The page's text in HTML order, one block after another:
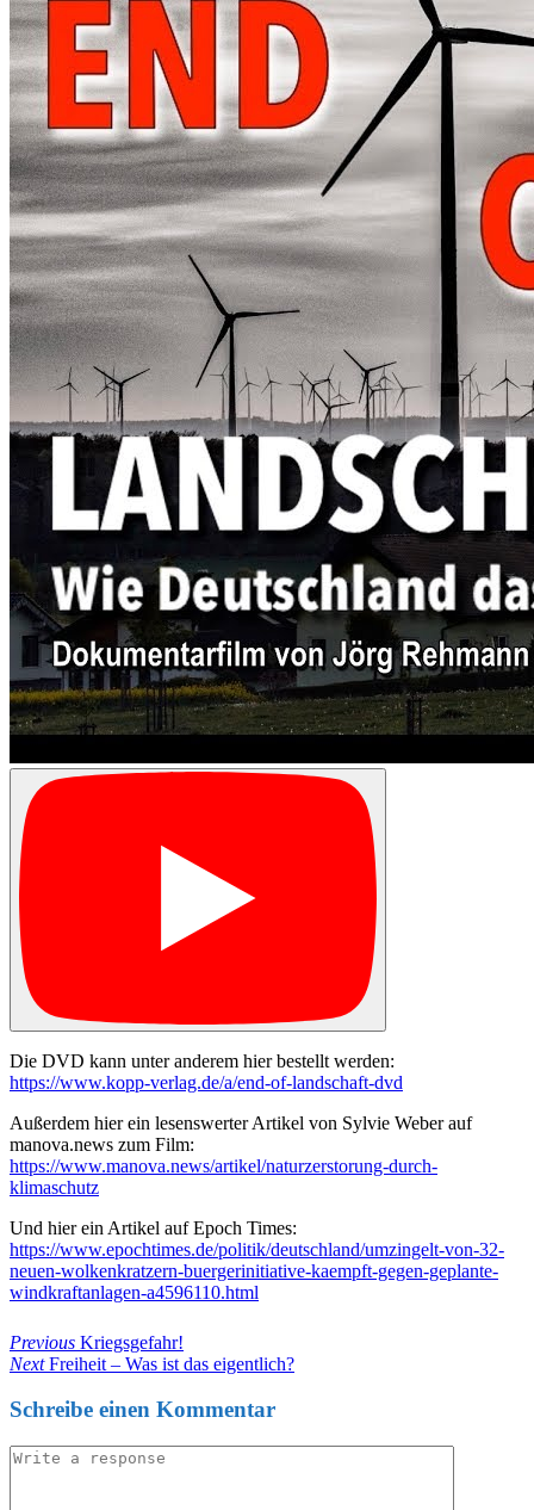
Die DVD kann unter anderem hier bestellt werden:
https://www.kopp-verlag.de/a/end-of-landschaft-dvd
Außerdem hier ein lesenswerter Artikel von Sylvie Weber auf
manova.news zum Film:
https://www.manova.news/artikel/naturzerstorung-durch-
klimaschutz
Und hier ein Artikel auf Epoch Times:
https://www.epochtimes.de/politik/deutschland/umzingelt-von-32-
neuen-wolkenkratzern-buergerinitiative-kaempft-gegen-geplante-
windkraftanlagen-a4596110.html
Beitragsnavigation
Previous
Post
Previous Kriegsgefahr!
Next
Next Freiheit – Was ist das eigentlich?
Schreibe einen Kommentar